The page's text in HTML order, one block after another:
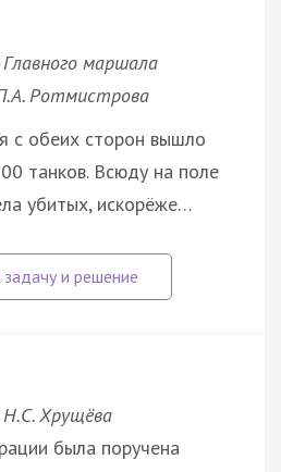
маршала
Ротмистрова
с обеих сторон вышло
танков. Всюду на поле
убитых, искорёже…
Хрущёва
была поручена